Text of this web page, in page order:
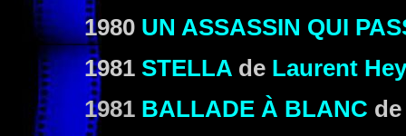
1980 UN ASSASSIN QUI
1981 STELLA de Laurent
1981 BALLADE À BLANC